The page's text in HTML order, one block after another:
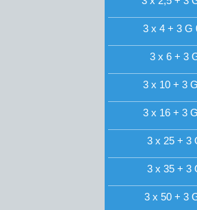
3 x 4 + 3 G
3 x 6 + 3
3 x 10 + 3
3 x 16 + 3
3 x 25 + 3
3 x 35 + 3
3 x 50 + 3